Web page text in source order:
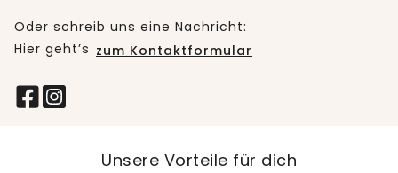
Oder schreib uns eine Nachricht:
Hier geht’s zum Kontaktformular
Unsere Vorteile für dich